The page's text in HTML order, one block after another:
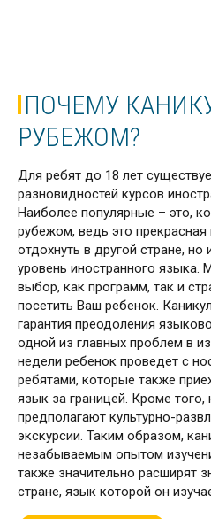
ПОЧЕМУ
РУБЕЖОМ?
Для ребят до 18 лет
разновидностей курсов
Наиболее популярные – это,
рубежом, ведь это
отдохнуть в другой стране,
уровень иностранного
выбор, как программ, так и
посетить Ваш ребенок.
гарантия преодоления
одной из главных проблем в
недели ребенок проведет с
ребятами, которые также
язык за границей. Кроме
предполагают культурно-
экскурсии. Таким образом,
незабываемым опытом
также значительно расширят
стране, язык которой он